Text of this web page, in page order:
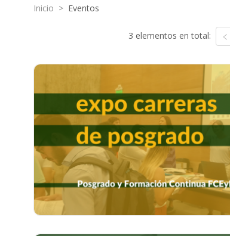
Inicio > Eventos
3 elementos en total: